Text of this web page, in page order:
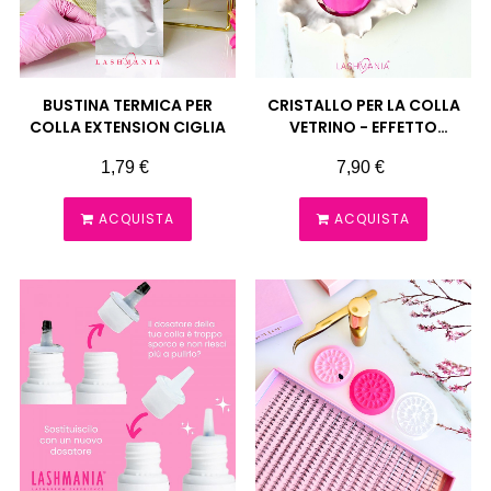
BUSTINA TERMICA PER
COLLA EXTENSION CIGLIA
Prezzo
1,79 €
ACQUISTA
CRISTALLO PER LA COLLA
VETRINO - EFFETTO
Prezzo
7,90 €
ACQUISTA